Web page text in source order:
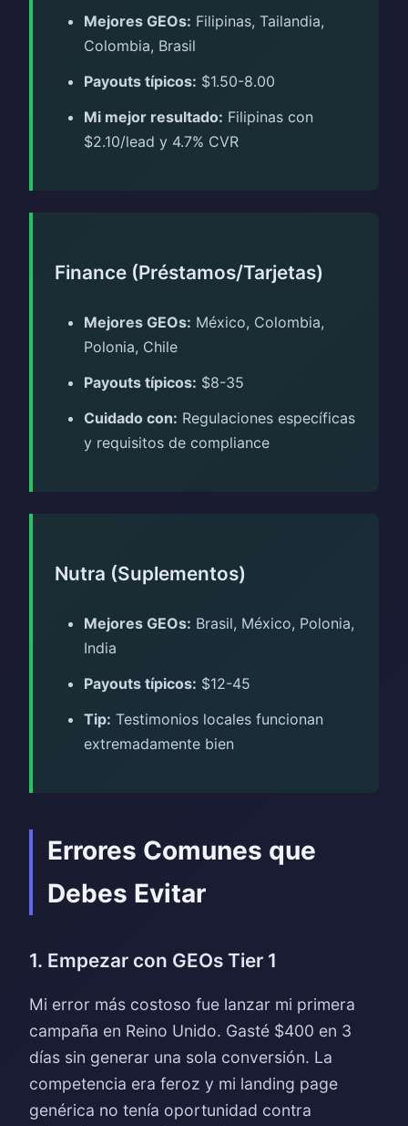
Mejores GEOs: Filipinas, Tailandia,
Colombia, Brasil
Payouts típicos: $1.50-8.00
Mi mejor resultado: Filipinas con
$2.10/lead y 4.7% CVR
Finance (Préstamos/Tarjetas)
Mejores GEOs: México, Colombia,
Polonia, Chile
Payouts típicos: $8-35
Cuidado con: Regulaciones específicas
y requisitos de compliance
Nutra (Suplementos)
Mejores GEOs: Brasil, México, Polonia,
India
Payouts típicos: $12-45
Tip: Testimonios locales funcionan
extremadamente bien
Errores Comunes que
Debes Evitar
1. Empezar con GEOs Tier 1
Mi error más costoso fue lanzar mi primera
campaña en Reino Unido. Gasté $400 en 3
días sin generar una sola conversión. La
competencia era feroz y mi landing page
genérica no tenía oportunidad contra